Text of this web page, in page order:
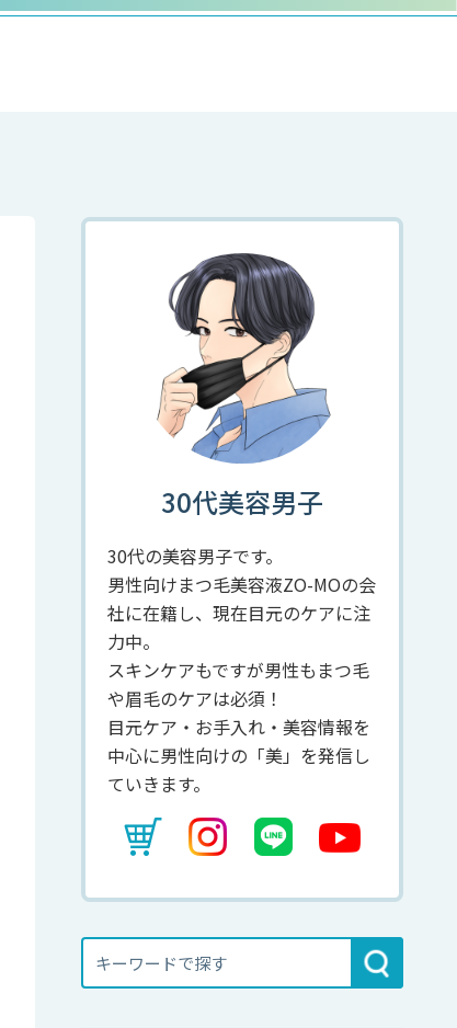
30代美容男子
30代の美容男子です。
男性向けまつ毛美容液ZO-MOの会
社に在籍し、現在目元のケアに注
力中。
スキンケアもですが男性もまつ毛
や眉毛のケアは必須！
目元ケア・お手入れ・美容情報を
中心に男性向けの「美」を発信し
ていきます。